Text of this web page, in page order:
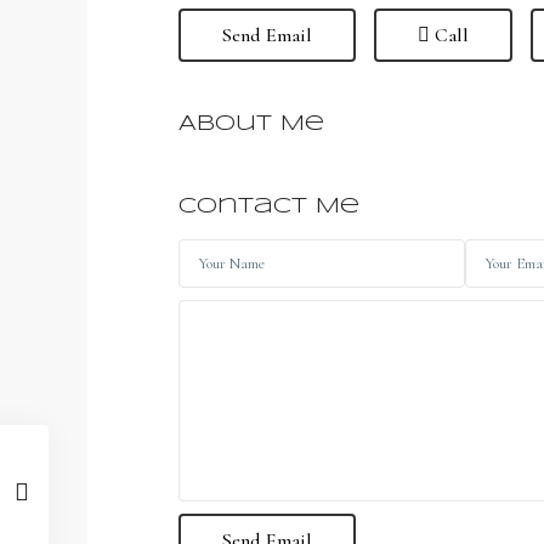
Send Email Call
About Me
Contact Me